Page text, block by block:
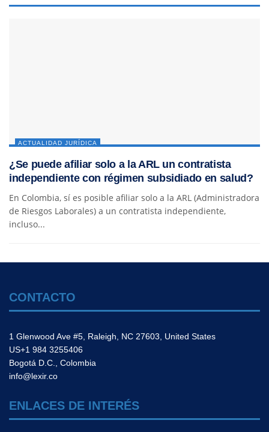
ACTUALIDAD JURÍDICA
¿Se puede afiliar solo a la ARL un contratista
independiente con régimen subsidiado en salud?
En Colombia, sí es posible afiliar solo a la ARL (Administradora
de Riesgos Laborales) a un contratista independiente,
incluso...
CONTACTO
1 Glenwood Ave #5, Raleigh, NC 27603, United States
US+1 984 3255406
Bogotá D.C., Colombia
info@lexir.co
ENLACES DE INTERÉS